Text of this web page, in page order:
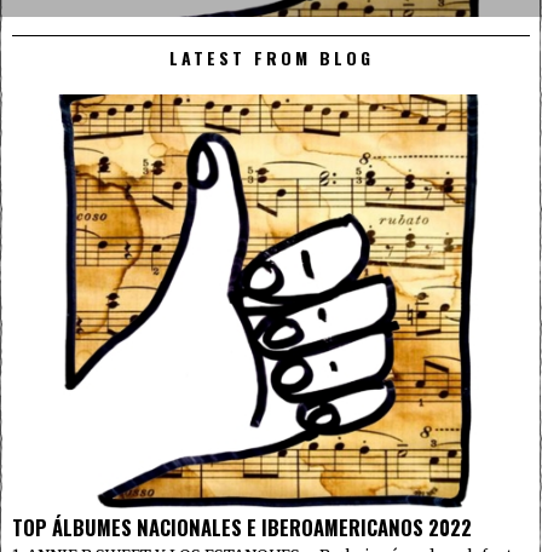
LATEST FROM BLOG
TOP ÁLBUMES NACIONALES E IBEROAMERICANOS 2022